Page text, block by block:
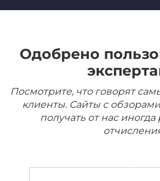
Одобрено
Посмотрите, что говорят
клиенты. Сайты с
получать от нас